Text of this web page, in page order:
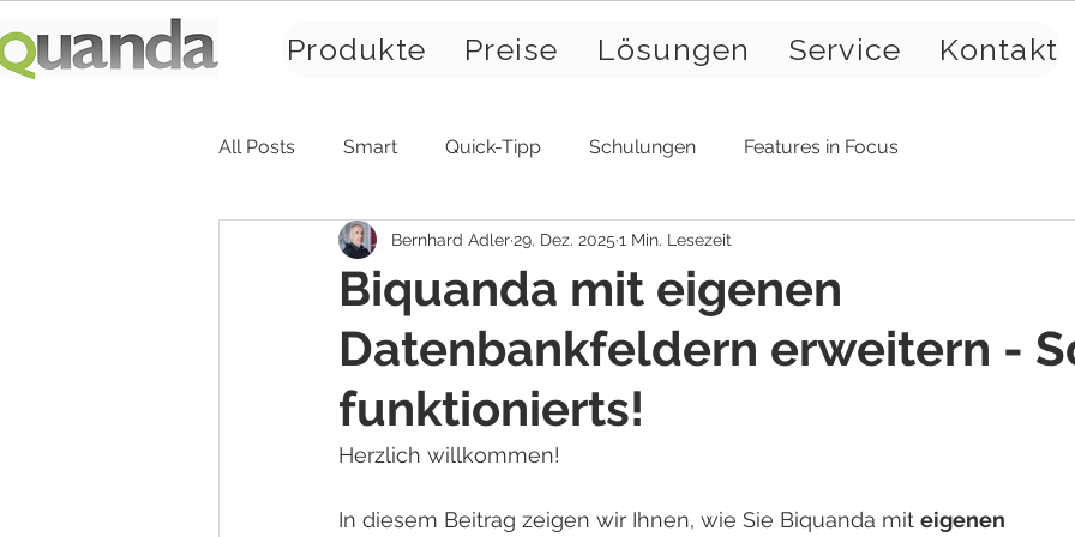
Produkte Preise Lösungen Service Kontakt
All Posts Smart Quick-Tipp Schulungen Features in Focus
Biquanda mit eigenen
Datenbankfeldern erweitern -
funktionierts!
Bernhard Adler29. Dez. 2025 1 Min. Lesezeit
Herzlich willkommen!
In diesem Beitrag zeigen wir Ihnen, wie Sie Biquanda mit eigenen